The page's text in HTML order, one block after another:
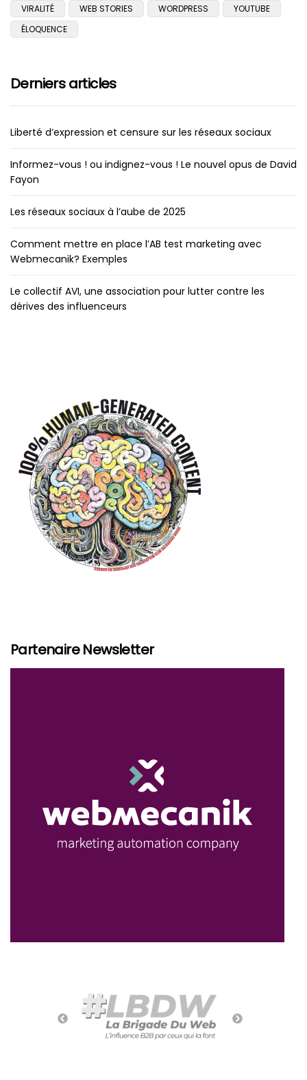
VIRALITÉ WEB STORIES WORDPRESS
YOUTUBE
ÉLOQUENCE
Derniers articles
Liberté d’expression et censure sur les réseaux sociaux
Informez-vous ! ou indignez-vous ! Le nouvel opus de David
Fayon
Les réseaux sociaux à l’aube de 2025
Comment mettre en place l’AB test marketing avec
Webmecanik? Exemples
Le collectif AVI, une association pour lutter contre les
dérives des influenceurs
Partenaire Newsletter